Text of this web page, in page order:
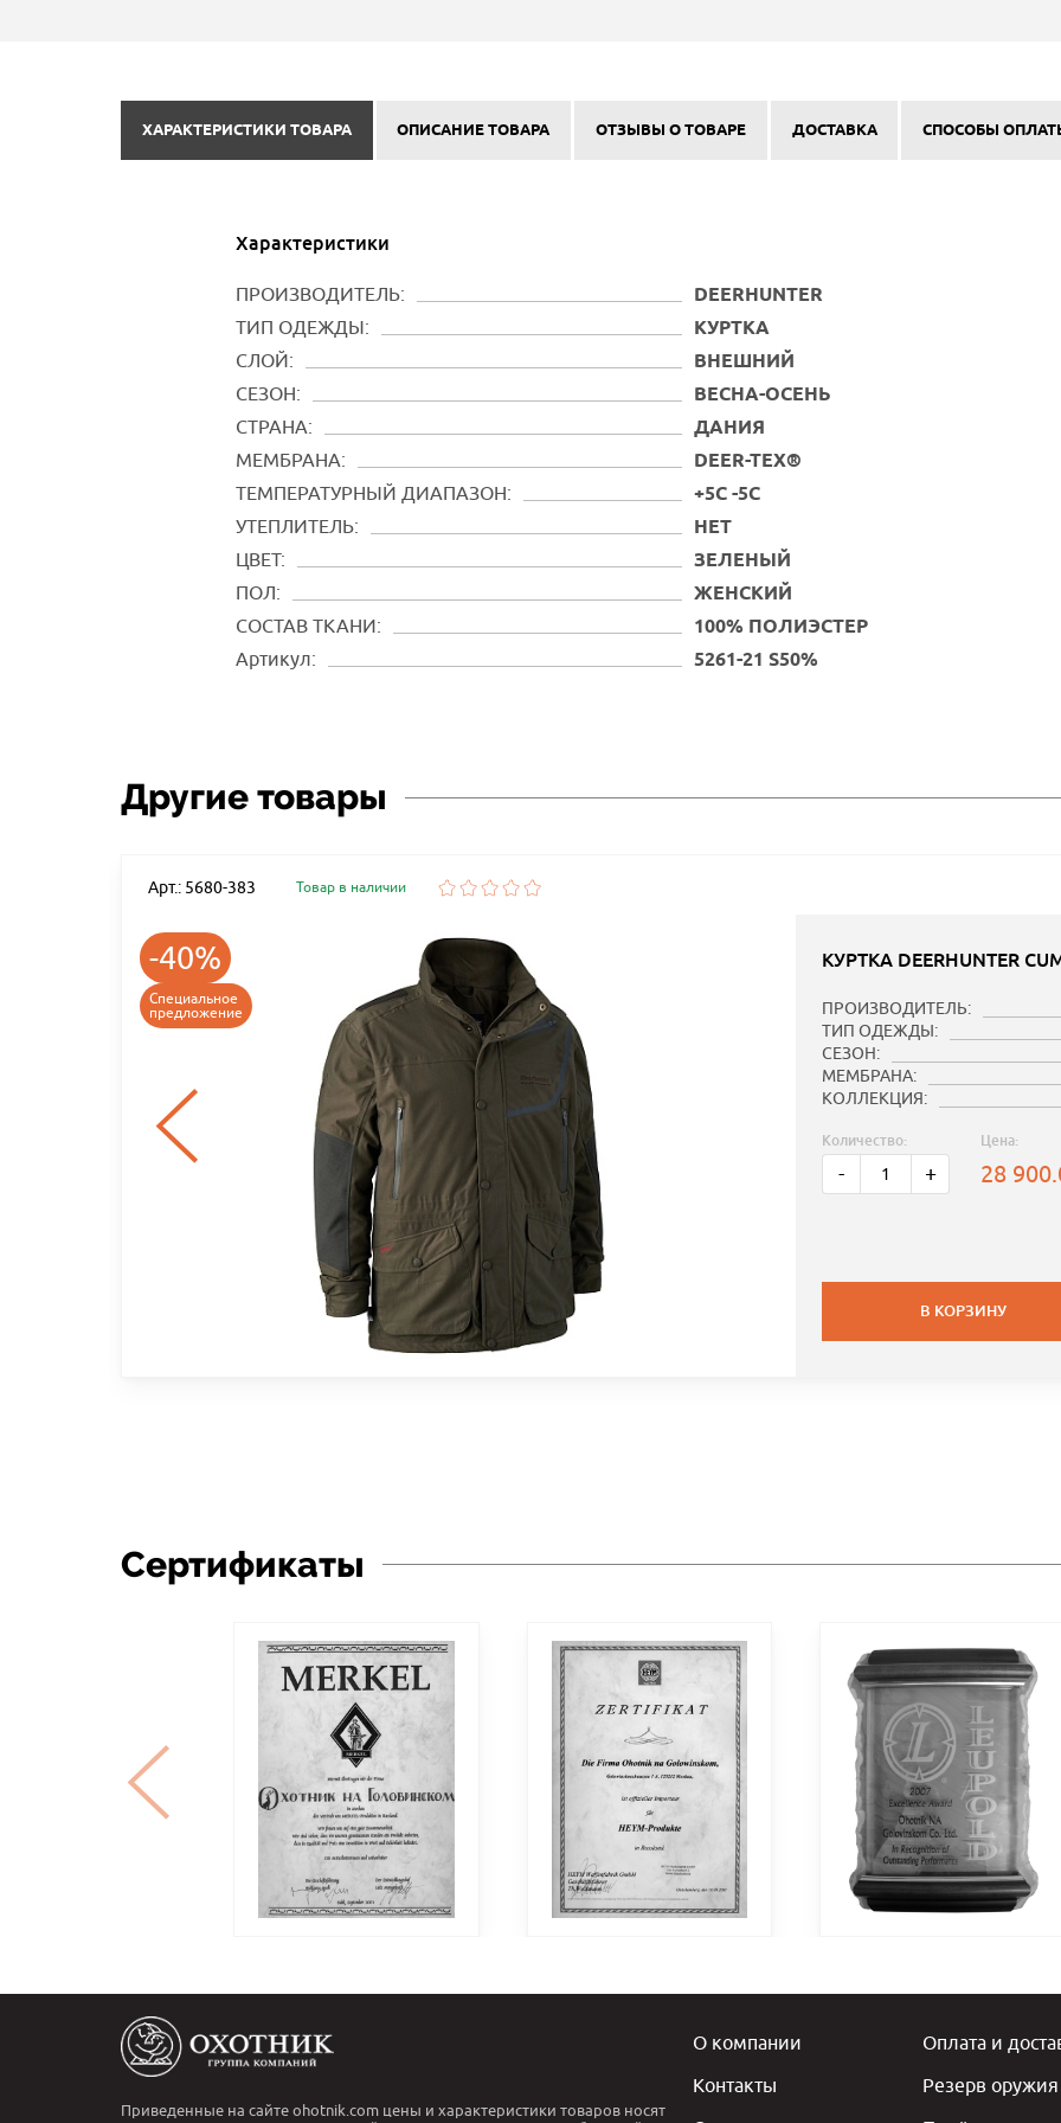
ХАРАКТЕРИСТИКИ ТОВАРА ОПИСАНИЕ ТОВАРА ОТЗЫВЫ О ТОВАРЕ ДОСТАВКА СПОСОБЫ
Характеристики
ПРОИЗВОДИТЕЛЬ: DEERHUNTER
ТИП ОДЕЖДЫ: КУРТКА
СЛОЙ: ВНЕШНИЙ
СЕЗОН: ВЕСНА-ОСЕНЬ
СТРАНА: ДАНИЯ
МЕМБРАНА: DEER-TEX®
ТЕМПЕРАТУРНЫЙ ДИАПАЗОН: +5С -5С
УТЕПЛИТЕЛЬ: НЕТ
ЦВЕТ: ЗЕЛЕНЫЙ
ПОЛ: ЖЕНСКИЙ
СОСТАВ ТКАНИ: 100% ПОЛИЭСТЕР
Артикул: 5261-21 S50%
Другие товары
Арт.: 5680-383 Товар в наличии
-40%
Специальное
предложение
КУРТКА DEERHUNTER
ПРОИЗВОДИТЕЛЬ:
ТИП ОДЕЖДЫ:
СЕЗОН:
МЕМБРАНА:
КОЛЛЕКЦИЯ:
Количество:
- +
Цена:
28
В КОРЗИНУ
Сертификаты
Приведенные на сайте ohotnik.com цены и характеристики товаров носят
О компании
Контакты
Оплата и
Резерв оружия